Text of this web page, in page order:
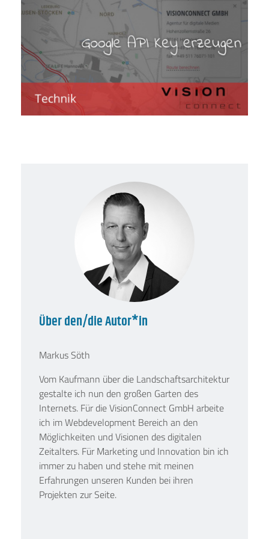
Über den/die Autor*in
Markus Söth
Vom Kaufmann über die Landschaftsarchitektur
gestalte ich nun den großen Garten des
Internets. Für die VisionConnect GmbH arbeite
ich im Webdevelopment Bereich an den
Möglichkeiten und Visionen des digitalen
Zeitalters. Für Marketing und Innovation bin ich
immer zu haben und stehe mit meinen
Erfahrungen unseren Kunden bei ihren
Projekten zur Seite.